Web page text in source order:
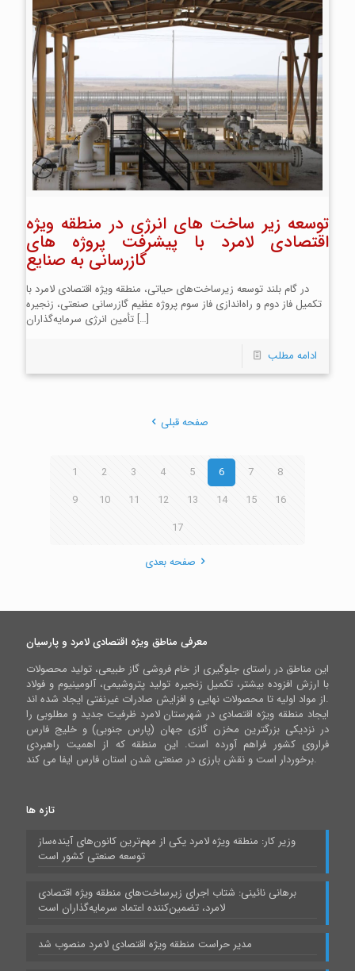
توسعه زیر ساخت های انرژی در منطقه ویژه
اقتصادی لامرد با پیشرفت پروژه های
گازرسانی به صنایع
در گام بلند توسعه زیرساخت‌های حیاتی، منطقه ویژه اقتصادی لامرد با
تکمیل فاز دوم و راه‌اندازی فاز سوم پروژه عظیم گازرسانی صنعتی، زنجیره
تأمین انرژی سرمایه‌گذاران[…]
ادامه مطلب
صفحه قبلی
1 2 3 4 5 6 7
8
9
10 11 12 13 14 15
16
17
صفحه بعدی
معرفی مناطق ویژه اقتصادی لامرد و پارسیان
این مناطق در راستای جلوگیری از خام فروشی گاز طبیعی، تولید محصولات
با ارزش افزوده بیشتر، تکمیل زنجیره تولید پتروشیمی، آلومینیوم و فولاد
از مواد اولیه تا محصولات نهایی و افزایش صادرات غیرنفتی ایجاد شده اند.
ایجاد منطقه ویژه اقتصادی در شهرستان لامرد ظرفیت جدید و مطلوبی را
در نزدیکی بزرگترین مخزن گازی جهان (پارس جنوبی) و خلیج فارس
فراروی کشور فراهم آورده است. این منطقه که از اهمیت راهبردی
برخوردار است و نقش بارزی در صنعتی شدن استان فارس ایفا می کند.
تازه ها
وزیر کار: منطقه ویژه لامرد یکی از مهم‌ترین کانون‌های آینده‌ساز
توسعه صنعتی کشور است
برهانی نائینی: شتاب اجرای زیرساخت‌های منطقه ویژه اقتصادی
لامرد، تضمین‌کننده اعتماد سرمایه‌گذاران است
مدیر حراست منطقه ویژه اقتصادی لامرد منصوب شد